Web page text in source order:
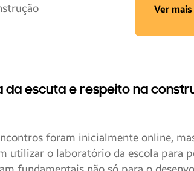
Ver mais
escuta e respeito na
foram inicialmente online,
utilizar o laboratório da escola para